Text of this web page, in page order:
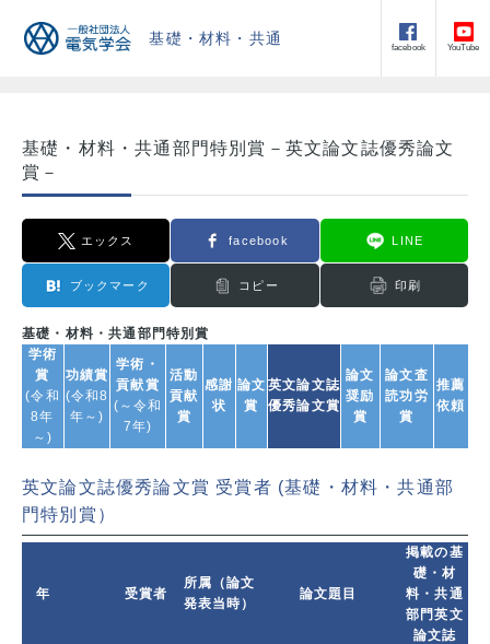
基礎・材料・共通
facebook YouTube
基礎・材料・共通部門特別賞－英文論文誌優秀論文
賞－
エックス facebook LINE
ブックマーク コピー 印刷
基礎・材料・共通部門特別賞
学術
賞
(令和
8年
～)
功績賞
(令和8
年～)
学術・
貢献賞
(～令和
7年)
活動
貢献
賞
感謝
状
論文
賞
英文論文誌
優秀論文賞
論文
奨励
賞
論文査
読功労
賞
推薦
依頼
英文論文誌優秀論文賞 受賞者 (基礎・材料・共通部
門特別賞 ）
年 受賞者
所属（論文
発表当時）
論文題目
掲載の基
礎・材
料・共通
部門英文
論文誌